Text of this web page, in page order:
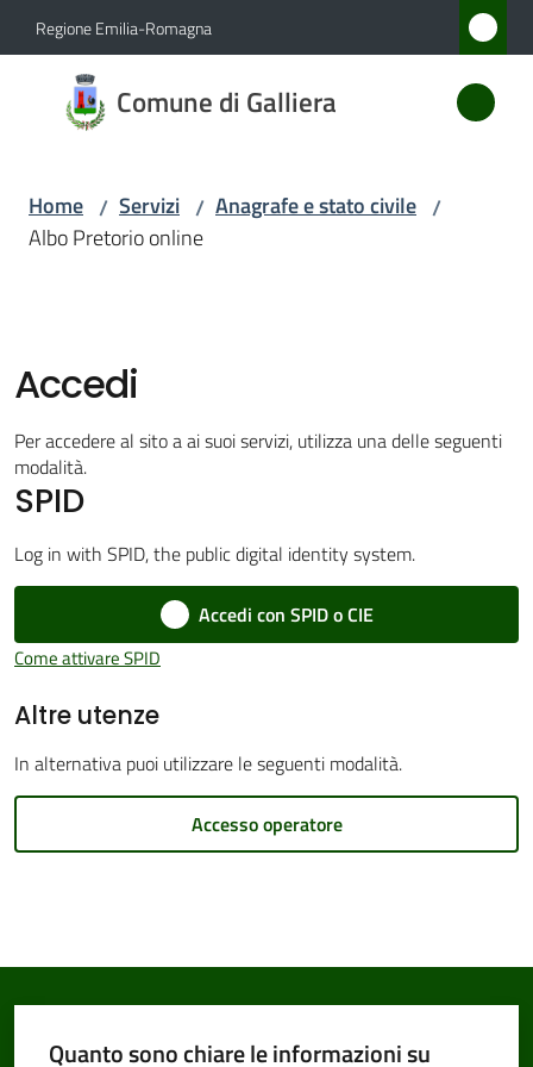
Vai al contenuto
Vai alla navigazione
Vai al footer
Regione Emilia-Romagna
Comune di Galliera
Comune
di
Servizi
Menu selezionato
Vivere
Galliera
Amministrazione
Tutti
Home / Servizi / Anagrafe e stato civile /
Albo Pretorio online
Accedi
Per accedere al sito a ai suoi servizi, utilizza una delle seguenti
modalità.
SPID
Log in with SPID, the public digital identity system.
Accedi con SPID o CIE
Come attivare SPID
Altre utenze
In alternativa puoi utilizzare le seguenti modalità.
Accesso operatore
Quanto sono chiare le informazioni su